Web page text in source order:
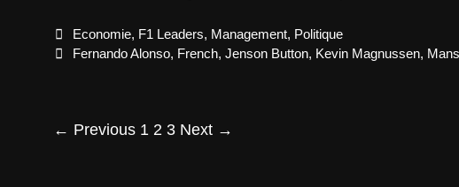
Categories
Economie, F1 Leaders, Management, Politique
Tags
Fernando Alonso, French,Jenson Button, Kevin Magnussen,
Post
← Previous 1 2 3 Next →